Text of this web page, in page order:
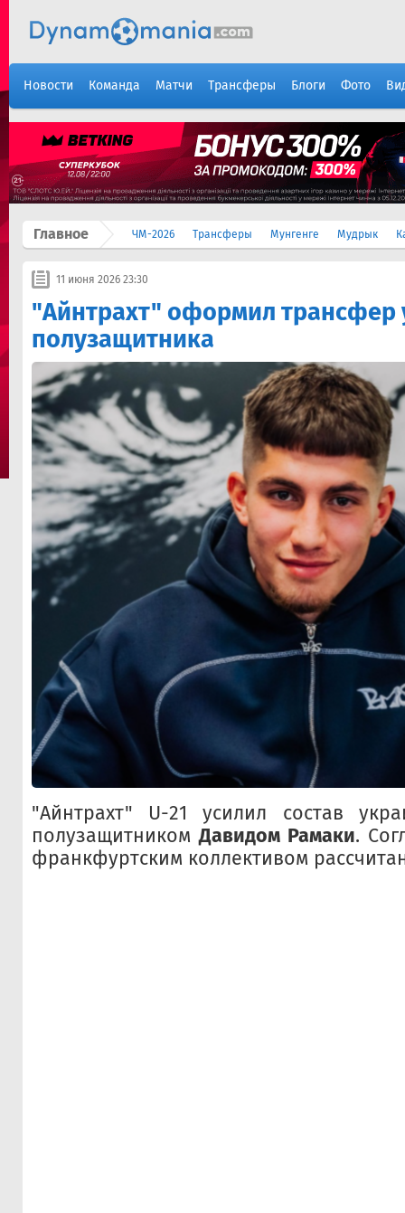
Новости Команда Матчи Трансферы Блоги Фото
Главное ЧМ-2026 Трансферы Мунгенге Мудрык
11 июня 2026 23:30
"Айнтрахт" оформил трансфер
полузащитника
"Айнтрахт" U-21 усилил состав
полузащитникомДавидом Рамаки.
франкфуртским коллективом